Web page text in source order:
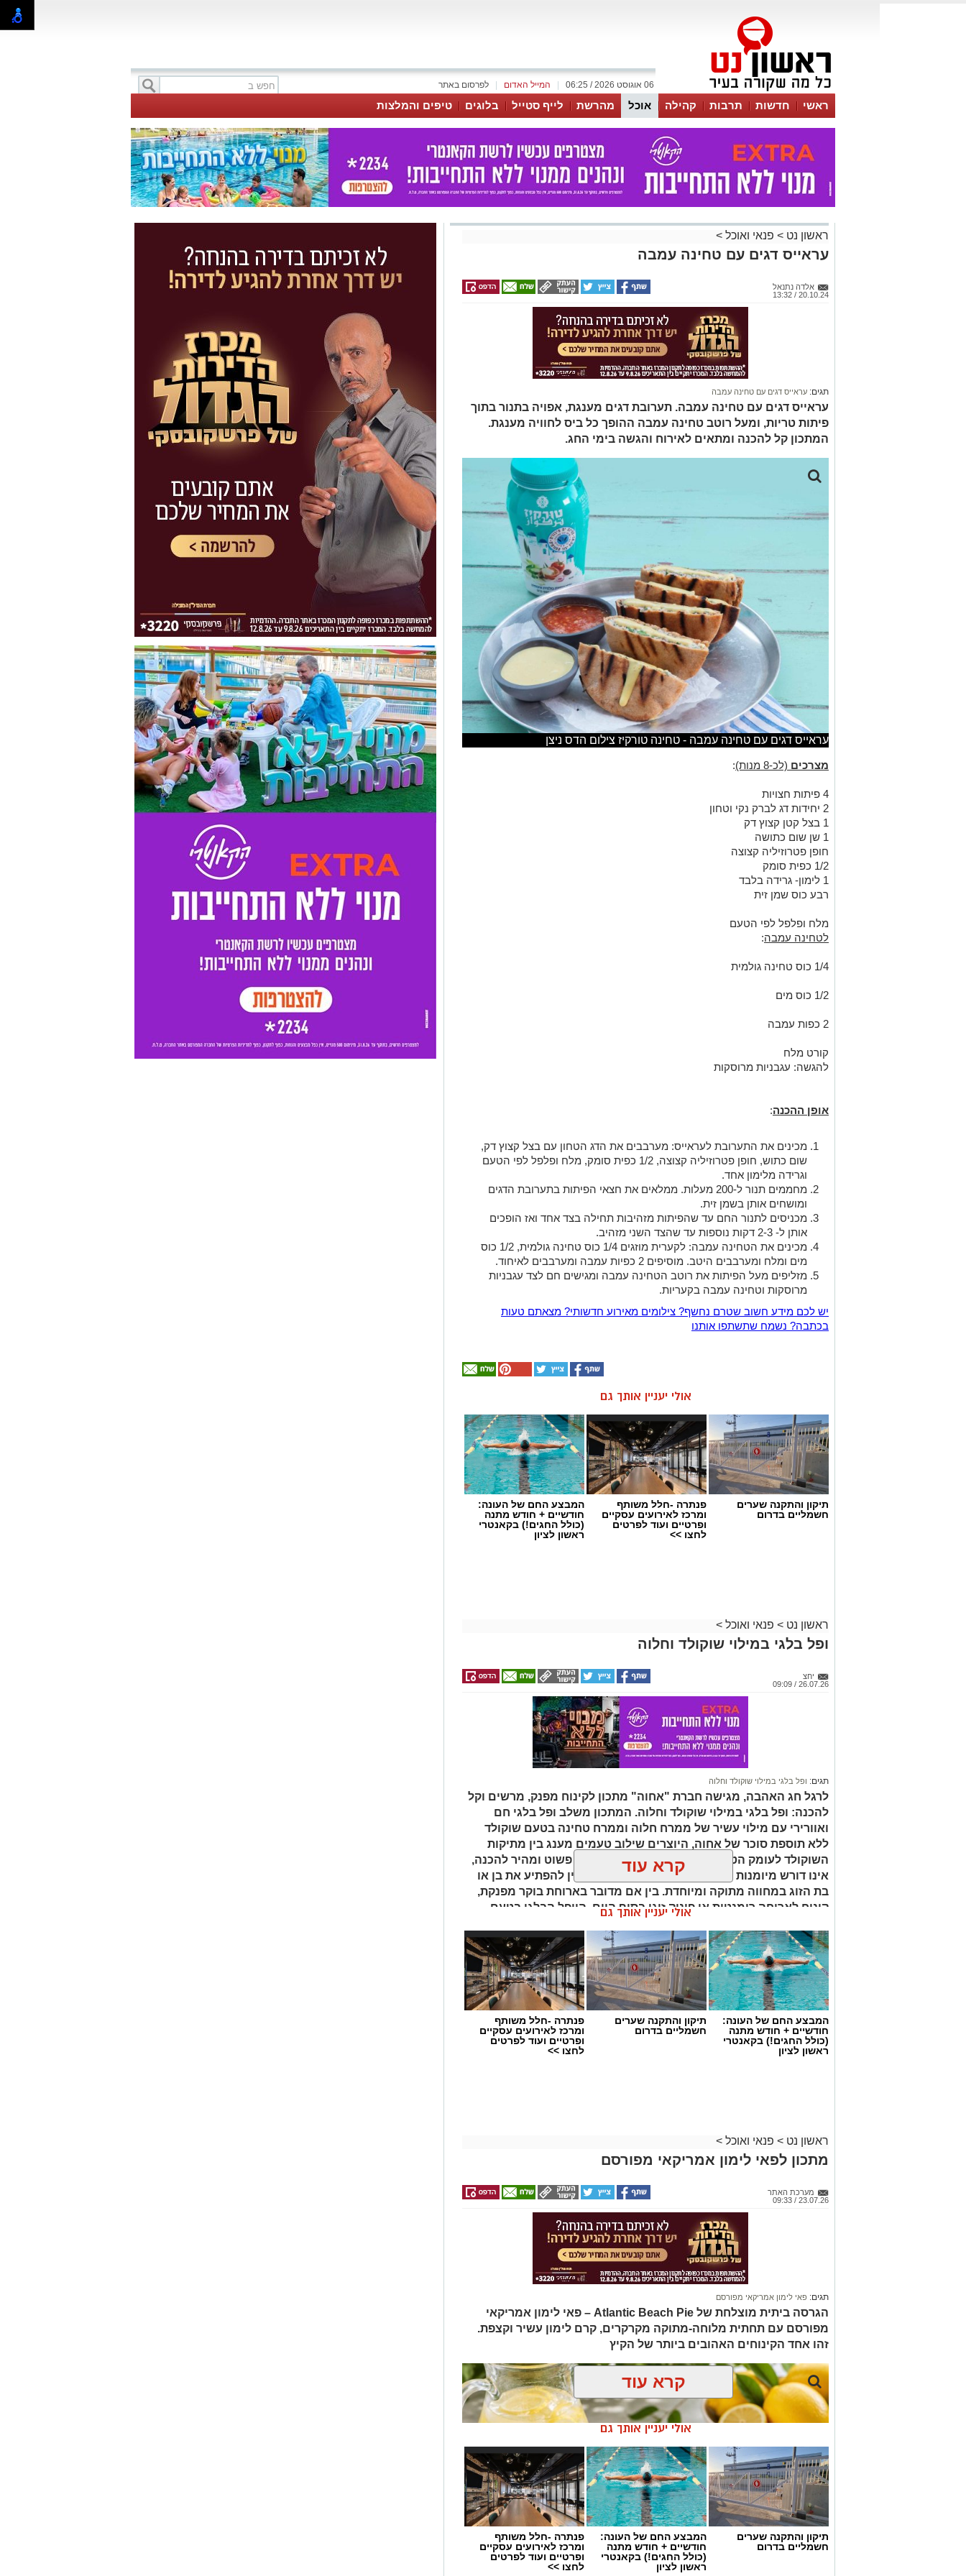
לפרסום באתר המייל האדום 06 אוגוסט 2026 / 06:25
ראשי חדשות תרבות קהילה אוכל מהרשת לייף סטייל בלוגים טיפים והמלצות
ראשון נט > פנאי ואוכל >
עראייס דגים עם טחינה עמבה
אלדה נתנאל
20.10.24 / 13:32
תגים: עראייס דגים עם טחינה עמבה
עראייס דגים עם טחינה עמבה. תערובת דגים מענגת, אפויה בתנור בתוך
פיתות טריות, ומעל רוטב טחינה עמבה ההופך כל ביס לחוויה מענגת.
המתכון קל להכנה ומתאים לאירוח והגשה בימי החג.
עראייס דגים עם טחינה עמבה - טחינה טורקיז צילום הדס ניצן
מצרכים (לכ-8 מנות) :
4 פיתות חצויות
2 יחידות דג לברק נקי וטחון
1 בצל קטן קצוץ דק
1 שן שום כתושה
חופן פטרוזיליה קצוצה
1/2 כפית סומק
1 לימון- גרידה בלבד
רבע כוס שמן זית
מלח ופלפל לפי הטעם
לטחינה עמבה:
1/4 כוס טחינה גולמית
1/2 כוס מים
2 כפות עמבה
קורט מלח
להגשה: עגבניות מרוסקות
אופן ההכנה:
מכינים את התערובת לעראייס: מערבבים את הדג הטחון עם בצל קצוץ דק,
שום כתוש, חופן פטרוזיליה קצוצה, 1/2 כפית סומק, מלח ופלפל לפי הטעם
וגרידה מלימון אחד.
מחממים תנור ל-200 מעלות. ממלאים את חצאי הפיתות בתערובת הדגים
ומושחים אותן בשמן זית.
מכניסים לתנור החם עד שהפיתות מזהיבות תחילה בצד אחד ואז הופכים
אותן ל- 2-3 דקות נוספות עד שהצד השני מזהיב.
מכינים את הטחינה עמבה: לקערית מוזגים 1/4 כוס טחינה גולמית, 1/2 כוס
מים ומלח ומערבבים היטב. מוסיפים 2 כפיות עמבה ומערבבים לאיחוד.
מזליפים מעל הפיתות את רוטב הטחינה עמבה ומגישים חם לצד עגבניות
מרוסקות וטחינה עמבה בקעריות.
יש לכם מידע חשוב שטרם נחשף? צילומים מאירוע חדשותי? מצאתם טעות
בכתבה? נשמח שתשתפו אותנו
אולי יעניין אותך גם
תיקון והתקנה שערים
חשמליים בדרום
פנתרה -חלל משותף
ומרכז לאירועים עסקיים
ופרטיים ועוד לפרטים
לחצו >>
המבצע החם של העונה:
חודשיים + חודש מתנה
(כולל החגים!) בקאנטרי
ראשון לציון
ראשון נט > פנאי ואוכל >
ופל בלגי במילוי שוקולד וחלוה
יחצ
26.07.26 / 09:09
תגים: ופל בלגי במילוי שוקולד וחלוה
לרגל חג האהבה, מגישה חברת "אחוה" מתכון לקינוח מפנק, מרשים וקל
להכנה: ופל בלגי במילוי שוקולד וחלוה. המתכון משלב ופל בלגי חם
ואוורירי עם מילוי עשיר של ממרח חלוה וממרח טחינה בטעם שוקולד
ללא תוספת סוכר של אחוה, היוצרים שילוב טעמים מענג בין מתיקות
השוקולד לעומק הטעם הייחודי של החלוה. המתכון פשוט ומהיר להכנה,
אינו דורש מיומנות מיוחדת ומתאים לכל מי שמעוניין להפתיע את בן או
בת הזוג במחווה מתוקה ומיוחדת. בין אם מדובר בארוחת בוקר מפנקת,
קינוח לארוחה רומנטית או פינוק זוגי בסוף היום, הוופל הבלגי בטעם
ופל בלגי במילוי שוקולד וחלוה צילום הדס ניצן
):
1 כף סוכר
1 כפית תמצית וניל
1/4 כוס שמן (או חמאה מומסת)
1 כוס חלב
1 כף אבקת אפייה
קורט מלח
למילוי:
1/2 כוס ממרח חלוה של "אחוה"
ממרח טחינה בטעם שוקולד ללא תוספת סוכר של "אחוה
קרא עוד
אולי יעניין אותך גם
המבצע החם של העונה:
חודשיים + חודש מתנה
(כולל החגים!) בקאנטרי
ראשון לציון
תיקון והתקנה שערים
חשמליים בדרום
פנתרה -חלל משותף
ומרכז לאירועים עסקיים
ופרטיים ועוד לפרטים
לחצו >>
ראשון נט > פנאי ואוכל >
מתכון לפאי לימון אמריקאי מפורסם
מערכת האתר
23.07.26 / 09:33
תגים: פאי לימון אמריקאי מפורסם
הגרסה ביתית מוצלחת של Atlantic Beach Pie – פאי לימון אמריקאי
מפורסם עם תחתית מלוחה-מתוקה מקרקרים, קרם לימון עשיר וקצפת.
זהו אחד הקינוחים האהובים ביותר של הקיץ
קרא עוד
אולי יעניין אותך גם
תיקון והתקנה שערים
חשמליים בדרום
המבצע החם של העונה:
חודשיים + חודש מתנה
(כולל החגים!) בקאנטרי
ראשון לציון
פנתרה -חלל משותף
ומרכז לאירועים עסקיים
ופרטיים ועוד לפרטים
לחצו >>